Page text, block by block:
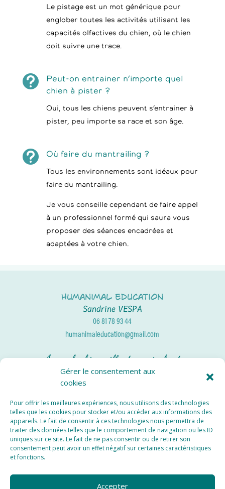
Gérer le consentement aux
cookies
Pour offrir les meilleures expériences, nous utilisons des technologies
telles que les cookies pour stocker et/ou accéder aux informations des
appareils. Le fait de consentir à ces technologies nous permettra de
traiter des données telles que le comportement de navigation ou les ID
uniques sur ce site. Le fait de ne pas consentir ou de retirer son
consentement peut avoir un effet négatif sur certaines caractéristiques
et fonctions.
Accepter
Le pistage est un mot générique pour
englober toutes les activités utilisant les
capacités olfactives du chien, où le chien
doit suivre une trace.

Peut-on entrainer n’importe quel
chien à pister ?
Oui, tous les chiens peuvent s’entrainer à
pister, peu importe sa race et son âge.
 Où faire du mantrailing ?
Tous les environnements sont idéaux pour
faire du mantrailing.
Je vous conseille cependant de faire appel
à un professionnel formé qui saura vous
proposer des séances encadrées et
adaptées à votre chien.
Humanimal Education
Sandrine VESPA
06 81 78 93 44
humanimaleducation@gmail.com
Approche bienveillante, amicale et
réconciliante
Educateur Canin Val d’Oise
Educateur Canin Yvelines